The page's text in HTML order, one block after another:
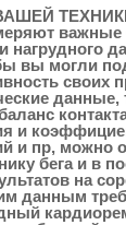
важные
нагрудного
вы могли
своих
данные,
и
и пр, можно
бега и в
на
данным